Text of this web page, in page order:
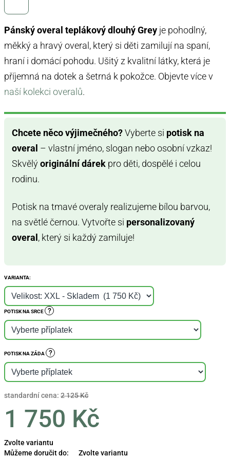
Pánský overal teplákový dlouhý Grey je pohodlný,
měkký a hravý overal, který si děti zamilují na spaní,
hraní i domácí pohodu. Ušitý z kvalitní látky, která je
příjemná na dotek a šetrná k pokožce. Objevte více v
naší kolekci overalů.
Chcete něco výjimečného?Vyberte si potisk na
overal – vlastní jméno, slogan nebo osobní vzkaz!
Skvělýoriginální dárek pro děti, dospělé i celou
rodinu.
Potisk na tmavé overaly realizujeme bílou barvou,
na světlé černou. Vytvořte si personalizovaný
overal , který si každý zamiluje!
VARIANTA:
POTISK NA SRCE ?
POTISK NA ZÁDA ?
standardní cena: 2 125 Kč
1 750 Kč
Měrná
cena:
Zvolte variantu
Můžeme doručit do:
Zvolte variantu